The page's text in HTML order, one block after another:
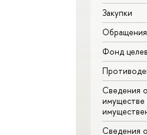
Закупки
Фонд
Сведения
имуществе
Сведения